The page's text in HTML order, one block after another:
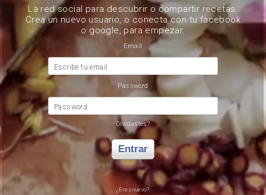
La red social para descubrir o compartir recetas.
Crea un nuevo usuario, o conecta con tu facebook
o google, para empezar.
Email
Escribe tu email
Password
Password
Olvidastes?
Entrar
¿Eres nuevo?